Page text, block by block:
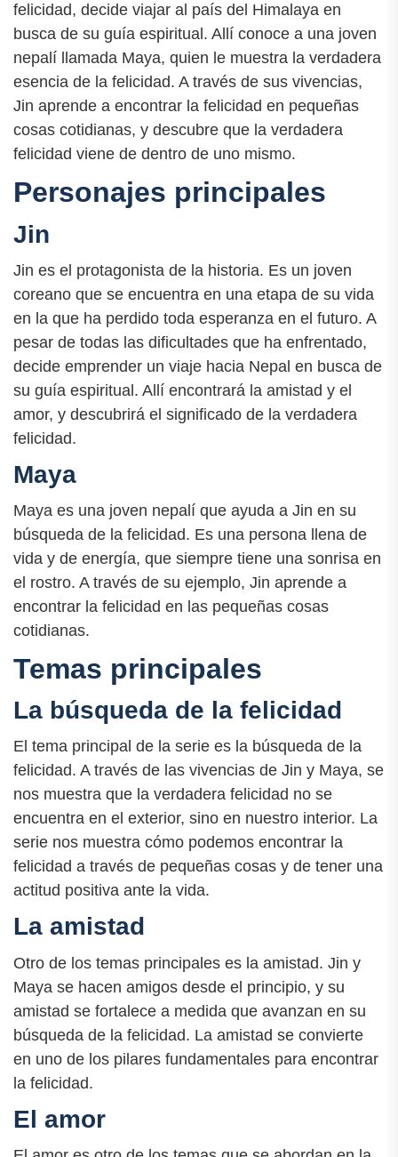
felicidad, decide viajar al país del Himalaya en
busca de su guía espiritual. Allí conoce a una joven
nepalí llamada Maya, quien le muestra la verdadera
esencia de la felicidad. A través de sus vivencias,
Jin aprende a encontrar la felicidad en pequeñas
cosas cotidianas, y descubre que la verdadera
felicidad viene de dentro de uno mismo.
Personajes principales
Jin
Jin es el protagonista de la historia. Es un joven
coreano que se encuentra en una etapa de su vida
en la que ha perdido toda esperanza en el futuro. A
pesar de todas las dificultades que ha enfrentado,
decide emprender un viaje hacia Nepal en busca de
su guía espiritual. Allí encontrará la amistad y el
amor, y descubrirá el significado de la verdadera
felicidad.
Maya
Maya es una joven nepalí que ayuda a Jin en su
búsqueda de la felicidad. Es una persona llena de
vida y de energía, que siempre tiene una sonrisa en
el rostro. A través de su ejemplo, Jin aprende a
encontrar la felicidad en las pequeñas cosas
cotidianas.
Temas principales
La búsqueda de la felicidad
El tema principal de la serie es la búsqueda de la
felicidad. A través de las vivencias de Jin y Maya, se
nos muestra que la verdadera felicidad no se
encuentra en el exterior, sino en nuestro interior. La
serie nos muestra cómo podemos encontrar la
felicidad a través de pequeñas cosas y de tener una
actitud positiva ante la vida.
La amistad
Otro de los temas principales es la amistad. Jin y
Maya se hacen amigos desde el principio, y su
amistad se fortalece a medida que avanzan en su
búsqueda de la felicidad. La amistad se convierte
en uno de los pilares fundamentales para encontrar
la felicidad.
El amor